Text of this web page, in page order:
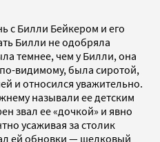
с Билли Бейкером и его
Билли не одобряла
темнее, чем у Билли, она
видимому, была сиротой,
и относился уважительно.
называли ее детским
звал ее «дочкой» и явно
усаживая за столик
ей обновки — шелковый